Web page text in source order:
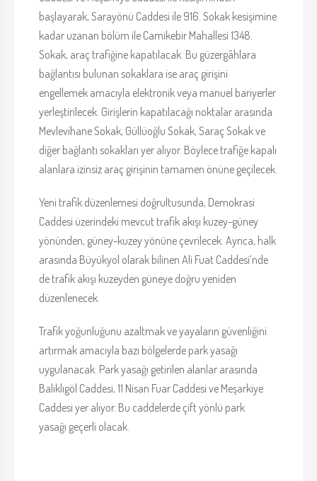
başlayarak, Sarayönü Caddesi ile 916. Sokak kesişimine
kadar uzanan bölüm ile Camikebir Mahallesi 1348.
Sokak, araç trafiğine kapatılacak. Bu güzergâhlara
bağlantısı bulunan sokaklara ise araç girişini
engellemek amacıyla elektronik veya manuel bariyerler
yerleştirilecek. Girişlerin kapatılacağı noktalar arasında
Mevlevihane Sokak, Güllüoğlu Sokak, Saraç Sokak ve
diğer bağlantı sokakları yer alıyor. Böylece trafiğe kapalı
alanlara izinsiz araç girişinin tamamen önüne geçilecek.
Yeni trafik düzenlemesi doğrultusunda, Demokrasi
Caddesi üzerindeki mevcut trafik akışı kuzey-güney
yönünden, güney-kuzey yönüne çevrilecek. Ayrıca, halk
arasında Büyükyol olarak bilinen Ali Fuat Caddesi’nde
de trafik akışı kuzeyden güneye doğru yeniden
düzenlenecek.
Trafik yoğunluğunu azaltmak ve yayaların güvenliğini
artırmak amacıyla bazı bölgelerde park yasağı
uygulanacak. Park yasağı getirilen alanlar arasında
Balıklıgöl Caddesi, 11 Nisan Fuar Caddesi ve Meşarkiye
Caddesi yer alıyor. Bu caddelerde çift yönlü park
yasağı geçerli olacak.